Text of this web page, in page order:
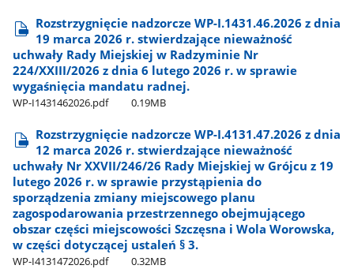
Rozstrzygnięcie nadzorcze WP-I.1431.46.2026 z dnia
19 marca 2026 r. stwierdzające nieważność
uchwały Rady Miejskiej w Radzyminie Nr
224/XXIII/2026 z dnia 6 lutego 2026 r. w sprawie
wygaśnięcia mandatu radnej.
WP-I1431462026.pdf 0.19MB
Rozstrzygnięcie nadzorcze WP-I.4131.47.2026 z dnia
12 marca 2026 r. stwierdzające nieważność
uchwały Nr XXVII/246/26 Rady Miejskiej w Grójcu z 19
lutego 2026 r. w sprawie przystąpienia do
sporządzenia zmiany miejscowego planu
zagospodarowania przestrzennego obejmującego
obszar części miejscowości Szczęsna i Wola Worowska,
w części dotyczącej ustaleń § 3.
WP-I4131472026.pdf 0.32MB